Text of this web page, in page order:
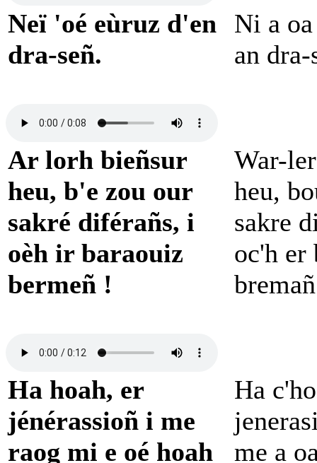
Neï 'oé eùruz d'en
dra-señ.
Ni a
an dra-
Ar lorh bieñsur
heu, b'e zou our
sakré diférañs, i
oèh ir baraouiz
bermeñ !
War-
heu,
sakre
oc'h er
Ha hoah, er
jénérassioñ i me
raog mi e oé hoah
Ha
me a